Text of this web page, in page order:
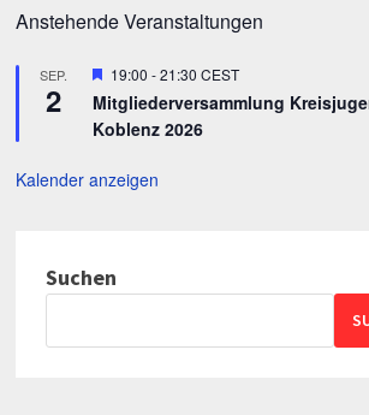
Anstehende Veranstaltungen
SEP.
2
Hervorgehoben
19:00 -21:30 CEST
Mitgliederversammlung
Koblenz 2026
Kalender anzeigen
Suchen